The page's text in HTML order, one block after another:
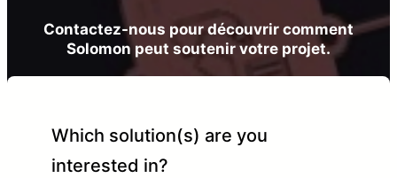
Contactez-nous pour découvrir comment
Solomon peut soutenir votre projet.
Which solution(s) are you
interested in?